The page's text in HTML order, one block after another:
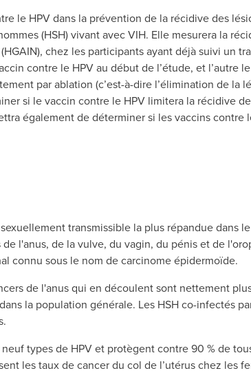
le HPV dans la prévention de la récidive des
(HSH) vivant avec VIH. Elle mesurera la
chez les participants ayant déjà suivi un
contre le HPV au début de l’étude, et l’autre
par ablation (c’est-à-dire l’élimination de la
si le vaccin contre le HPV limitera la récidive
également de déterminer si les vaccins contre
transmissible la plus répandue dans
l'anus, de la vulve, du vagin, du pénis et de
connu sous le nom de carcinome épidermoïde.
de l'anus qui en découlent sont nettement
la population générale. Les HSH co-infectés
types de HPV et protègent contre 90 % de
les taux de cancer du col de l’utérus chez les